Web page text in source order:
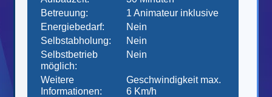
Betreuung:
1 Animateur inklusive
Energiebedarf:
Nein
Selbstabholung:
Nein
Selbstbetrieb
möglich:
Nein
Weitere
Informationen:
Geschwindigkeit max.
6 Km/h